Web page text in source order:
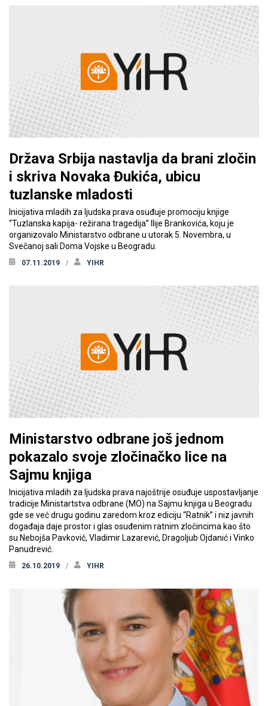
Država Srbija nastavlja da brani zločin
i skriva Novaka Đukića, ubicu
tuzlanske mladosti
Inicijativa mladih za ljudska prava osuđuje promociju knjige
“Tuzlanska kapija- režirana tragedija” Ilije Brankovića, koju je
organizovalo Ministarstvo odbrane u utorak 5. Novembra, u
Svečanoj sali Doma Vojske u Beogradu.
07.11.2019 YIHR
Ministarstvo odbrane još jednom
pokazalo svoje zločinačko lice na
Sajmu knjiga
Inicijativa mladih za ljudska prava najoštrije osuđuje uspostavljanje
tradicije Ministartstva odbrane (MO) na Sajmu knjiga u Beogradu
gde se već drugu godinu zaredom kroz ediciju “Ratnik” i niz javnih
događaja daje prostor i glas osuđenim ratnim zločincima kao što
su Nebojša Pavković, Vladimir Lazarević, Dragoljub Ojdanić i Vinko
Panudrević.
26.10.2019 YIHR